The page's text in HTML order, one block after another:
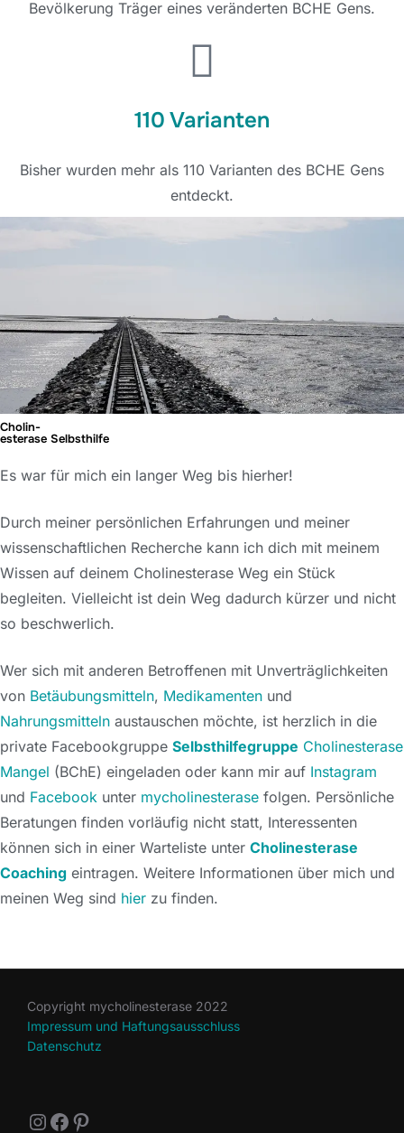
Bevölkerung Träger eines veränderten BCHE Gens.
110 Varianten
Bisher wurden mehr als 110 Varianten des BCHE Gens
entdeckt.
Cholin-
esterase Selbsthilfe
Es war für mich ein langer Weg bis hierher!
Durch meiner persönlichen Erfahrungen und meiner
wissenschaftlichen Recherche kann ich dich mit meinem
Wissen auf deinem Cholinesterase Weg ein Stück
begleiten. Vielleicht ist dein Weg dadurch kürzer und nicht
so beschwerlich.
Wer sich mit anderen Betroffenen mit Unverträglichkeiten
von Betäubungsmitteln, Medikamenten und
Nahrungsmitteln austauschen möchte, ist herzlich in die
private Facebookgruppe Selbsthilfegruppe Cholinesterase
Mangel (BChE) eingeladen oder kann mir auf Instagram
und Facebook unter mycholinesterase folgen. Persönliche
Beratungen finden vorläufig nicht statt, Interessenten
können sich in einer Warteliste unter Cholinesterase
Coaching eintragen. Weitere Informationen über mich und
meinen Weg sind hier zu finden.
Copyright mycholinesterase 2022
Impressum und Haftungsausschluss
Datenschutz